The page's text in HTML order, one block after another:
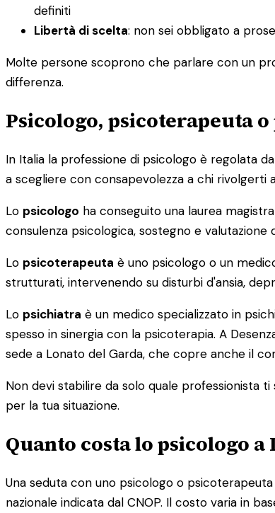
definiti
Libertà di scelta: non sei obbligato a
Molte persone scoprono che parlare con un
differenza.
Psicologo, psicoterapeuta
In Italia la professione di psicologo è regolata
a scegliere con consapevolezza a chi rivolgerti
Lo psicologo ha conseguito una laurea
consulenza psicologica, sostegno e valutazione
Lo psicoterapeuta è uno psicologo o un
strutturati, intervenendo su disturbi d'ansia,
Lo psichiatra è un medico specializzato in
spesso in sinergia con la psicoterapia. A
sede a Lonato del Garda, che copre anche il
Non devi stabilire da solo quale professionista
per la tua situazione.
Quanto costa lo psicologo
Una seduta con uno psicologo o
nazionale indicata dal CNOP. Il costo varia in